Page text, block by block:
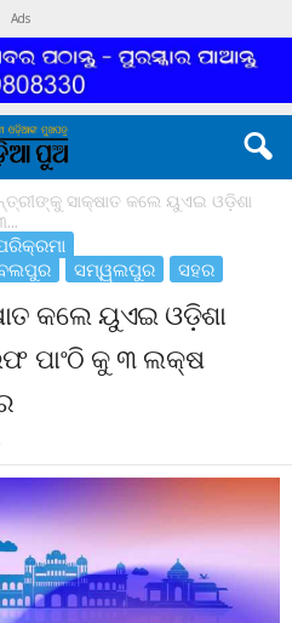
Ads
ସାକ୍ଷାତ କଲେ ୟୁଏଇ ଓଡ଼ିଶା
ସମ୍ୱଲପୁର ସହର
କଲେ ୟୁଏଇ ଓଡ଼ିଶା
ପାଂଠି କୁ ୩ ଲକ୍ଷ